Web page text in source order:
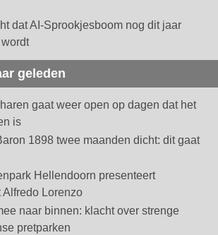
dat AI-Sprookjesboom nog dit jaar
geleden
gaat weer open op dagen dat het
is
1898 twee maanden dicht: dit gaat
Hellendoorn presenteert
Lorenzo
naar binnen: klacht over strenge
pretparken